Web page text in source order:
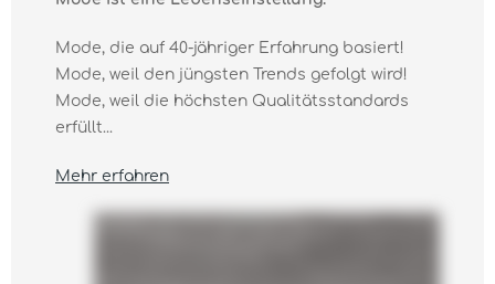
Mode, die auf 40-jähriger Erfahrung basiert!
Mode, weil den jüngsten Trends gefolgt wird!
Mode, weil die höchsten Qualitätsstandards
erfüllt...
Mehr erfahren